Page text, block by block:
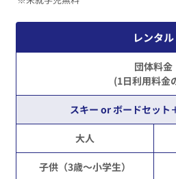
レンタル
団体料金
(1日利用料金
スキー or ボードセット
大人
子供（3歳～小学生）